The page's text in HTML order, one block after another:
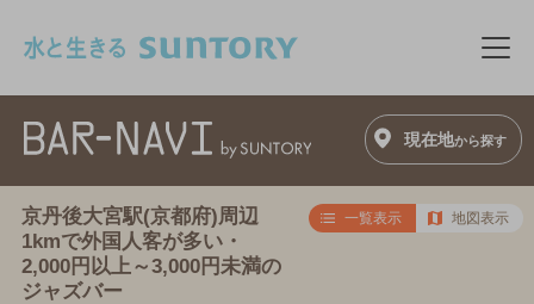
メ
現在地から探す
京丹後大宮駅(京都府)周辺
1kmで外国人客が多い・
2,000円以上～3,000円未満の
ジャズバー
一覧表示 地図表示